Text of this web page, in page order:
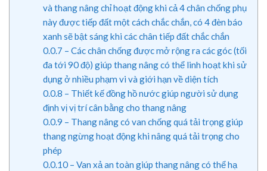
và thang nâng chỉ hoạt động khi cả 4 chân chống phụ
này được tiếp đất một cách chắc chắn, có 4 đèn báo
xanh sẽ bật sáng khi các chân tiếp đất chắc chắn
0.0.7 – Các chân chống được mở rộng ra các góc (tối
đa tới 90 độ) giúp thang nâng có thể linh hoạt khi sử
dụng ở nhiều phạm vi và giới hạn về diện tích
0.0.8 – Thiết kế đồng hồ nước giúp người sử dụng
định vị vị trí cân bằng cho thang nâng
0.0.9 – Thang nâng có van chống quá tải trọng giúp
thang ngừng hoạt động khi nâng quá tải trọng cho
phép
0.0.10– Van xả an toàn giúp thang nâng có thể hạ